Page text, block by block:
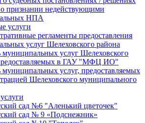
признании недействующими
НПА
услуги
регламенты предоставления
услуг Шелеховского района
муниципальных услуг Шелеховского
в ГАУ "МФЦ ИО"
муниципальных услуг, предоставляемых
Шелеховского муниципального
сад №6 "Аленький цветочек"
сад № 9 «Подснежник»